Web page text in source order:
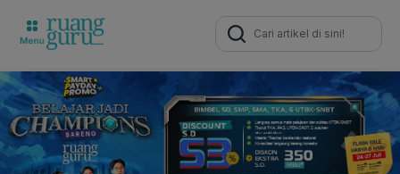
Search
for: